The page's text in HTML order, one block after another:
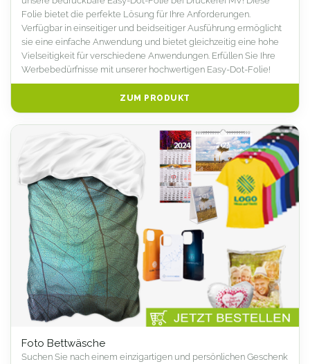
Folie bietet die perfekte Lösung für Ihre Anforderungen.
Verfügbar in einseitiger und beidseitiger Ausführung ermöglicht
sie eine einfache Anwendung und bietet gleichzeitig eine hohe
Vielseitigkeit für verschiedene Anwendungen. Erfüllen Sie Ihre
Werbebedürfnisse mit unserer hochwertigen Easy-Dot-Folie!
ZUM PRODUKT
Foto Bettwäsche
Suchen Sie nach einem einzigartigen und persönlichen Geschenk